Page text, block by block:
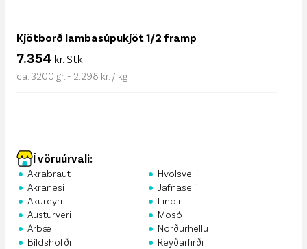
Kjötborð lambasúpukjöt 1/2 framp
7.354 kr. Stk.
ca. 3200 gr. - 2.298 kr. / kg
Í vöruúrvali:
• Akrabraut
• Akranesi
• Akureyri
• Austurveri
• Árbæ
• Bíldshöfði
• Hvolsvelli
• Jafnaseli
• Lindir
• Mosó
• Norðurhellu
• Reyðarfirði